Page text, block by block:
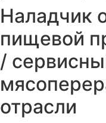
Наладчик
пищевой
/
отрасли